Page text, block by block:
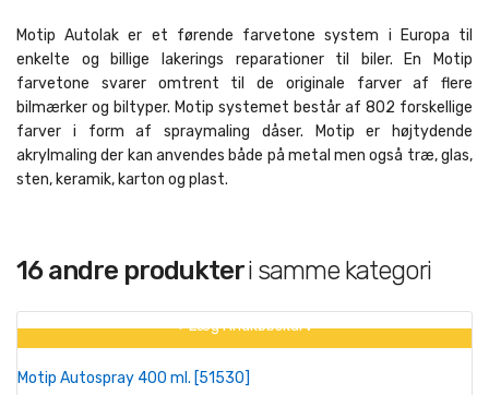
Motip Autolak er et førende farvetone system i Europa til
enkelte og billige lakerings reparationer til biler. En Motip
farvetone svarer omtrent til de originale farver af flere
bilmærker og biltyper. Motip systemet består af 802 forskellige
farver i form af spraymaling dåser. Motip er højtydende
akrylmaling der kan anvendes både på metal men også træ, glas,
sten, keramik, karton og plast.
16 andre produkteri samme kategori
På tilbud!
-10%
+ Læg I Indkøbskurv
Motip Autospray 400 ml. [51530]